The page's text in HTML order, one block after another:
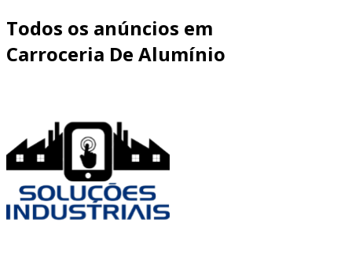
Todos os anúncios em
Carroceria De Alumínio